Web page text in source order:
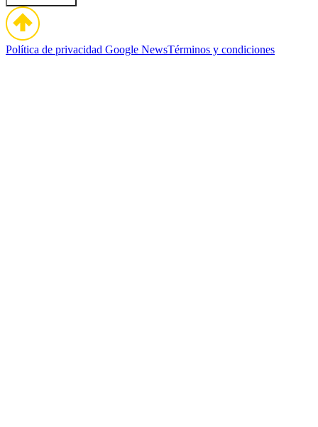
Política de privacidad Google NewsTérminos y condiciones